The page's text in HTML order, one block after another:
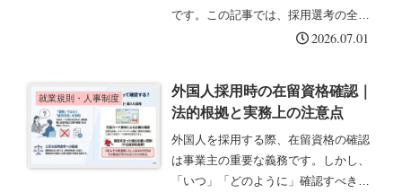
です。この記事では、採用選考の全体
像と面接時の留意点について、犯罪事
集：採用条件に「特定性犯罪前科がな
いこと...
2026.07.01
就業規則・人事制度
外国人採用時の在留資格確認｜
法的根拠と実務上の注意点
外国人を採用する際、在留資格の確認
は事業主の重要な義務です。しかし、
「いつ」「どのように」確認すべきか